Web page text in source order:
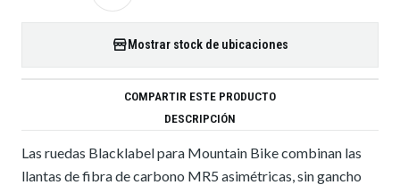
Mostrar stock de ubicaciones
COMPARTIR ESTE PRODUCTO
DESCRIPCIÓN
Las ruedas Blacklabel para Mountain Bike combinan las
llantas de fibra de carbono MR5 asimétricas, sin gancho